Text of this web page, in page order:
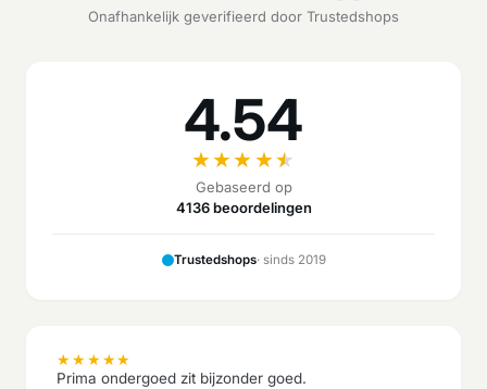
Onafhankelijk geverifieerd door Trustedshops
4.54
★★★★★
Gebaseerd op
4136 beoordelingen
Trustedshops· sinds 2019
★★★★★
Prima ondergoed zit bijzonder goed.